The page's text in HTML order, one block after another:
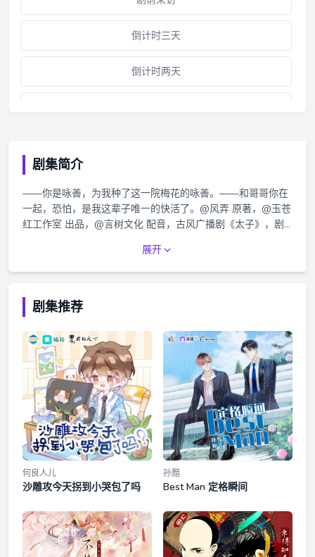
倒计时三天
倒计时两天
主题曲《冷春》
闲话东宫·民俗篇
太子宫秘档·善观棋 01
小剧场·少时
第三集
静心斋随堂考03
剧情歌《求得所》
剧集简介
——你是咏善，为我种了这一院梅花的咏善。——和哥哥你在
一起，恐怕，是我这辈子唯一的快活了。@风弄 原著，@玉苍
红工作室 出品，@言树文化 配音，古风广播剧《太子》，剧
迎收听。✿配音组✿咏善：马正阳@NAOKI煦咏棋：吴晛@初
心者吴晛✿剧情组✿原著：@风弄监制：等待苍老@粉红胡子
师：姜帆编剧：小句剧本监修：乖梓颂@乖酱_梓颂后期：百
里@桐山弥后期监修：风行流动@风行流动_version2海报设
计：时论@时论发电机统筹：豆子@豆子非常豆宣传：夏夏字
幕：OCIR·字幕组@OCIR·字幕组✿音乐组✿演唱：马正阳 吴晛
作曲：陈一哲@陈一哲__ 编曲：陈一哲作词：骆栖淮@骆栖淮
混音：陈一哲曲笛演奏：毛宇龙录音工作室：@天舞
IDG_MUSIC 录音师：任允翔@任任任任_任半仙监制：等待苍
老 红线 风行流动✿《求得所》歌词✿爱你似苦中取乐竟也将
那骄傲束之高阁惊惹冠冕堂皇失色，活在这一刻见你似风月悱
恻却欲言难止强求未舍世间怨侣太多，不如痛快过看今夜，月
色太轻薄看今夜，爱人更清澈不愿隔岸观火，各自问因果 （不
愿千秋万岁山河）不愿相聚离索，得到又错过 （不愿万古长空
寂寞）众生千恩万谢，拜神佛你我舍生忘死，交一诺利刃沉
薄看今夜，爱人更清澈惟愿入局成策，含笑而对坐（惟愿朝朝
暮暮此刻)惟愿枕边温热，清风来做客（惟愿太平寻常一握）众
生千恩万谢，拜神佛你我舍生忘死，交一诺山海曲折，尽处便
展开
剧集推荐
何良人儿
沙雕攻今天拐到小哭包了吗
孙黯
Best Man 定格瞬间